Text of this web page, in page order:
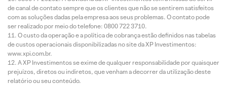
de canal de contato sempre que os clientes que não se sentirem satisfeitos
com as soluções dadas pela empresa aos seus problemas. O contato pode
ser realizado por meio do telefone: 0800 722 3710.
O custo da operação e a política de cobrança estão definidos nas tabelas
de custos operacionais disponibilizadas no site da XP Investimentos:
www.xpi.com.br.
A XP Investimentos se exime de qualquer responsabilidade por quaisquer
prejuízos, diretos ou indiretos, que venham a decorrer da utilização deste
relatório ou seu conteúdo.